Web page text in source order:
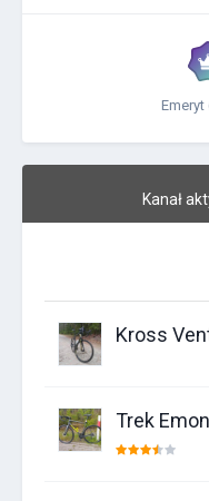
Emeryt
Kanał
Kross
Trek